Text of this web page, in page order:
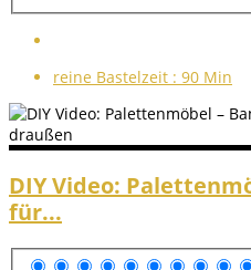
reine Bastelzeit : 90 Min
DIY Video:
für...